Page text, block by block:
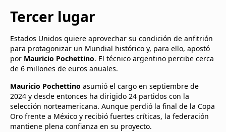
Tercer lugar
Estados Unidos quiere aprovechar su condición de anfitrión
para protagonizar un Mundial histórico y, para ello, apostó
por Mauricio Pochettino. El técnico argentino percibe cerca
de 6 millones de euros anuales.
Mauricio Pochettino asumió el cargo en septiembre de
2024 y desde entonces ha dirigido 24 partidos con la
selección norteamericana. Aunque perdió la final de la Copa
Oro frente a México y recibió fuertes críticas, la federación
mantiene plena confianza en su proyecto.